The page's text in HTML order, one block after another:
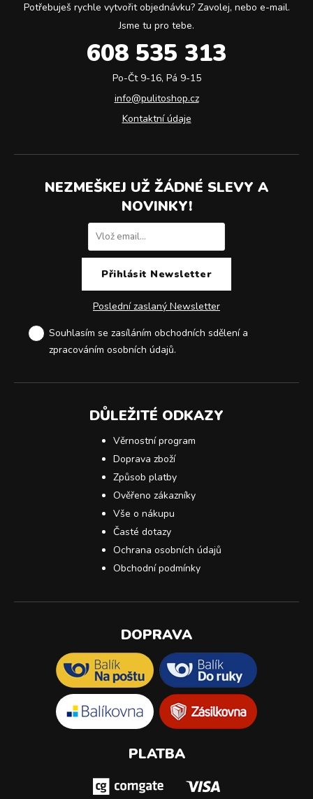
Potřebuješ rychle vytvořit objednávku? Zavolej, nebo e-mail.
Jsme tu pro tebe.
608 535 313
Po-Čt 9-16, Pá 9-15
info@pulitoshop.cz
Kontaktní údaje
NEZMEŠKEJ UŽ ŽÁDNÉ SLEVY A
NOVINKY!
Poslední zaslaný Newsletter
Souhlasím se zasíláním obchodních sdělení a
zpracováním osobních údajů.
DŮLEŽITÉ ODKAZY
Věrnostní program
Doprava zboží
Způsob platby
Ověřeno zákazníky
Vše o nákupu
Časté dotazy
Ochrana osobních údajů
Obchodní podmínky
DOPRAVA
PLATBA